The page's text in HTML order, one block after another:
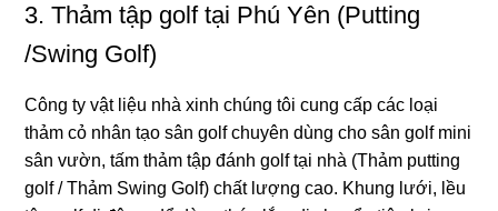
3. Thảm tập golf tại Phú Yên (Putting
/Swing Golf)
Công ty vật liệu nhà xinh chúng tôi cung cấp các loại
thảm cỏ nhân tạo sân golf chuyên dùng cho sân golf mini
sân vườn, tấm thảm tập đánh golf tại nhà (Thảm putting
golf / Thảm Swing Golf) chất lượng cao. Khung lưới, lều